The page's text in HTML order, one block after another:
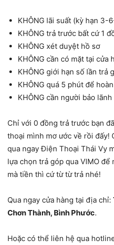
KHÔNG lãi suất (kỳ hạn 3-
KHÔNG trả trước bất cứ 1
KHÔNG xét duyệt hồ sơ
KHÔNG cần có mặt tại cửa
KHÔNG giới hạn số lần trả
KHÔNG quá 5 phút để
KHÔNG cần người bảo
Chỉ với 0 đồng trả trước bạn
thoại mình mơ ước về rồi đấy!
qua ngay Điện Thoại Thái Vy
lựa chọn trả góp qua VIMO
mà tiền thì cứ từ từ trả nhé!
Qua ngay cửa hàng tại địa chỉ:
Chơn Thành, Bình Phước.
Hoặc có thể liên hệ qua